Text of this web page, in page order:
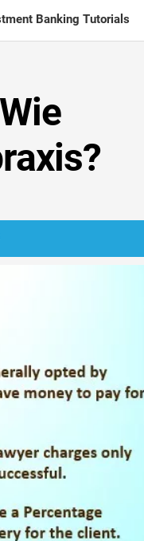
Banking Tutorials